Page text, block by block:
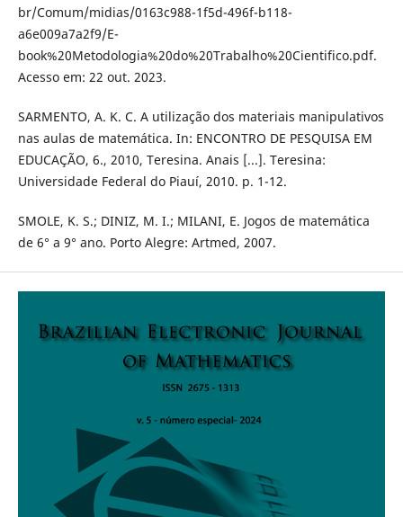
br/Comum/midias/0163c988-1f5d-496f-b118-
a6e009a7a2f9/E-
book%20Metodologia%20do%20Trabalho%20Cientifico.pdf.
Acesso em: 22 out. 2023.
SARMENTO, A. K. C. A utilização dos materiais manipulativos
nas aulas de matemática. In: ENCONTRO DE PESQUISA EM
EDUCAÇÃO, 6., 2010, Teresina. Anais [...]. Teresina:
Universidade Federal do Piauí, 2010. p. 1-12.
SMOLE, K. S.; DINIZ, M. I.; MILANI, E. Jogos de matemática
de 6° a 9° ano. Porto Alegre: Artmed, 2007.